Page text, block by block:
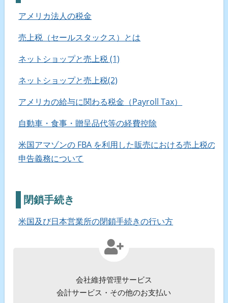
アメリカ法人の税金
売上税（セールスタックス）とは
ネットショップと売上税 (1)
ネットショップと売上税(2)
アメリカの給与に関わる税金（Payroll Tax）
自動車・食事・贈呈品代等の経費控除
米国アマゾンの FBA を利用した販売における売上税の
申告義務について
閉鎖手続き
米国及び日本営業所の閉鎖手続きの行い方
会社維持管理サービス
会計サービス・その他のお支払い